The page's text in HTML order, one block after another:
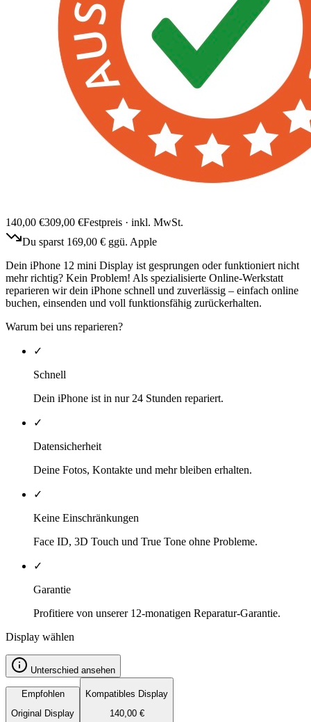
140,00 €309,00 €Festpreis · inkl. MwSt.
Du sparst 169,00 € ggü. Apple
Dein iPhone 12 mini Display ist gesprungen oder funktioniert nicht
mehr richtig? Kein Problem! Als spezialisierte Online-Werkstatt
reparieren wir dein iPhone schnell und zuverlässig – einfach online
buchen, einsenden und voll funktionsfähig zurückerhalten.
Warum bei uns reparieren?
✓
Schnell
Dein iPhone ist in nur 24 Stunden repariert.
✓
Datensicherheit
Deine Fotos, Kontakte und mehr bleiben erhalten.
✓
Keine Einschränkungen
Face ID, 3D Touch und True Tone ohne Probleme.
✓
Garantie
Profitiere von unserer 12-monatigen Reparatur-Garantie.
Display wählen
Unterschied ansehen
Empfohlen
Original Display
Kompatibles Display
140,00€